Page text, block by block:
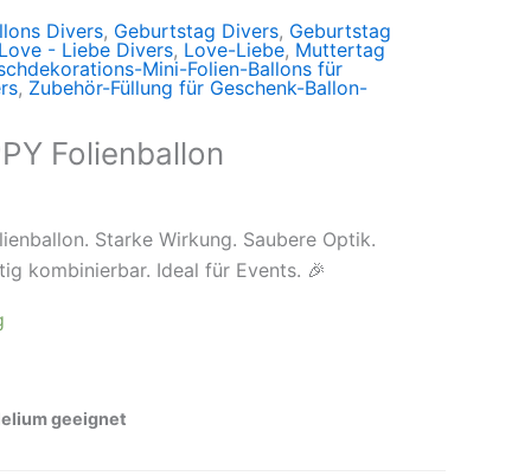
Divers, Geburtstag Divers, Geburtstag
Love - Liebe Divers, Love-Liebe, Muttertag
Mini-Folien-Ballons für
, Zubehör-Füllung für Geschenk-Ballon-
Folienballon
Starke Wirkung. Saubere Optik.
kombinierbar. Ideal für Events. 🎉
geeignet